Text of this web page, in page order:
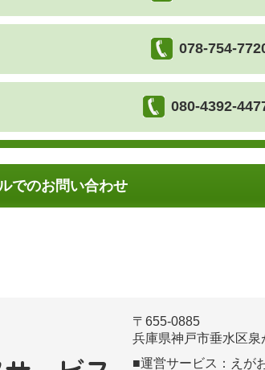
078-754-
080-4392-
でのお問い合わせ
〒655-0885
兵庫県神戸市垂水区
■運営サービス：えが